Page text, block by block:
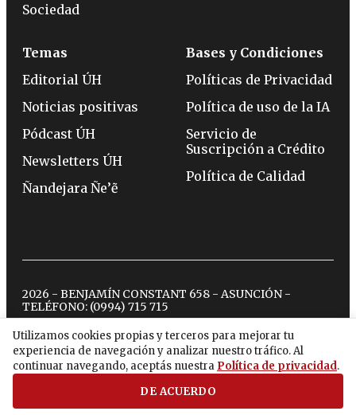
Utilizamos cookies propias y terceros para mejorar tu
experiencia de navegación y analizar nuestro tráfico. Al
continuar navegando, aceptás nuestra Política de privacidad.
DE ACUERDO
Sociedad
Temas
Editorial ÚH
Noticias positivas
Pódcast ÚH
Newsletters ÚH
Ñandejara Ñe’ẽ
Bases y Condiciones
Políticas de Privacidad
Política de uso de la IA
Servicio de
Suscripción a Crédito
Política de Calidad
2026 - BENJAMÍN CONSTANT 658 - ASUNCIÓN -
TELÉFONO: (0994) 715 715
twitterinstagram
facebook
tiktokyoutubespotify